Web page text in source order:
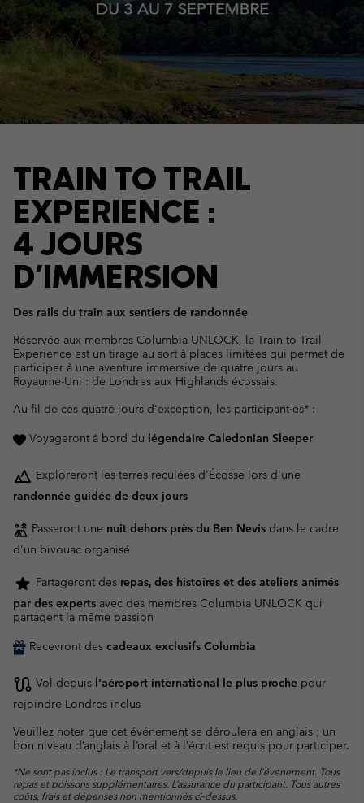
TRAIN TO TRAIL
EXPERIENCE :
4 JOURS
D'IMMERSION
Des rails du train aux sentiers de randonnée
Réservée aux membres Columbia UNLOCK, la Train to Trail
Experience est un tirage au sort à places limitées qui permet de
participer à une aventure immersive de quatre jours au
Royaume-Uni : de Londres aux Highlands écossais.
Au fil de ces quatre jours d'exception, les participant·es* :
Voyageront à bord du légendaire Caledonian Sleeper
Exploreront les terres reculées d'Écosse lors d'une
randonnée guidée de deux jours
Passeront une nuit dehors près du Ben Nevis dans le cadre
d'un bivouac organisé
Partageront des repas, des histoires et des ateliers animés
par des experts avec des membres Columbia UNLOCK qui
partagent la même passion
Recevront des cadeaux exclusifs Columbia
Vol depuis l'aéroport international le plus proche pour
rejoindre Londres inclus
Veuillez noter que cet événement se déroulera en anglais ; un
bon niveau d’anglais à l’oral et à l’écrit est requis pour participer.
*Ne sont pas inclus : Le transport vers/depuis le lieu de l’événement. Tous
repas et boissons supplémentaires. L’assurance du participant. Tous autres
coûts, frais et dépenses non mentionnés ci‑dessus.